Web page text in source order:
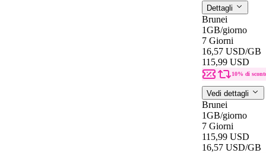
Dettagli
Brunei
1GB/giorno
7 Giorni
16,57 USD/GB
115,99 USD
10% di
Vedi dettagli
Brunei
1GB/giorno
7 Giorni
115,99 USD
16,57 USD/GB